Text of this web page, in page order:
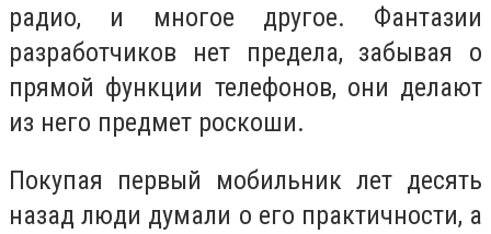
радио, и многое другое. Фантазии
разработчиков нет предела, забывая о
прямой функции телефонов, они делают
из него предмет роскоши.
Покупая первый мобильник лет десять
назад люди думали о его практичности, а